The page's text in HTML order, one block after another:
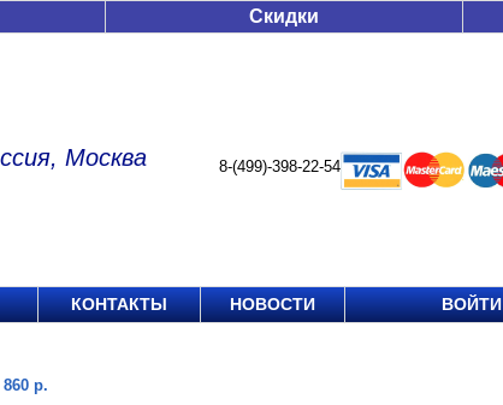
Скидки
Москва 8-(499)-398-22-54
КОНТАКТЫ НОВОСТИ ВОЙТИ
р.